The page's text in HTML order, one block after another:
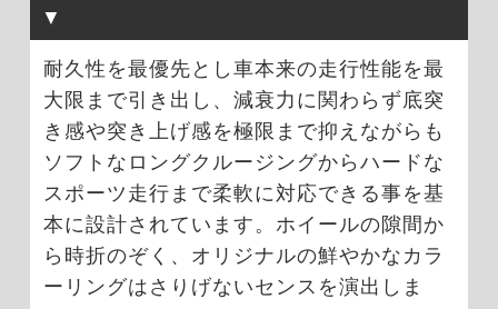
耐久性を最優先とし車本来の走行性能を最
大限まで引き出し、減衰力に関わらず底突
き感や突き上げ感を極限まで抑えながらも
ソフトなロングクルージングからハードな
スポーツ走行まで柔軟に対応できる事を基
本に設計されています。ホイールの隙間か
ら時折のぞく、オリジナルの鮮やかなカラ
ーリングはさりげないセンスを演出しま